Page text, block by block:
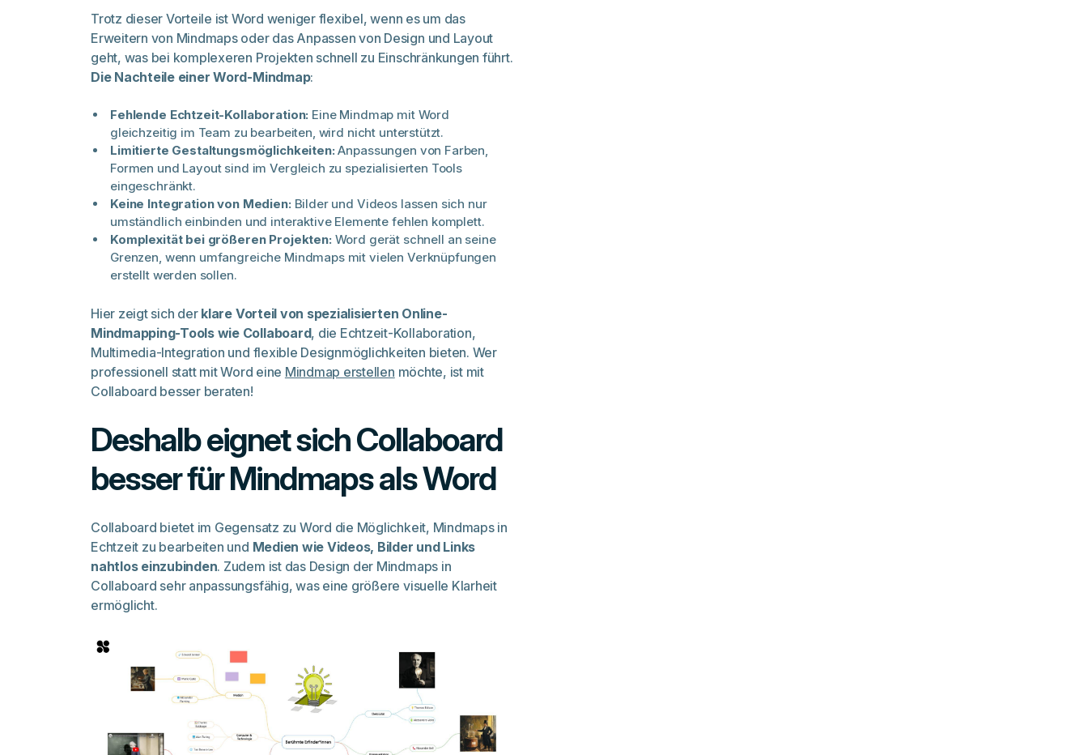
Trotz dieser Vorteile ist Word weniger flexibel, wenn es um das
Erweitern von Mindmaps oder das Anpassen von Design und Layout
geht, was bei komplexeren Projekten schnell zu Einschränkungen führt.
Die Nachteile einer Word-Mindmap:
Fehlende Echtzeit-Kollaboration: Eine Mindmap mit Word
gleichzeitig im Team zu bearbeiten, wird nicht unterstützt.
Limitierte Gestaltungsmöglichkeiten: Anpassungen von Farben,
Formen und Layout sind im Vergleich zu spezialisierten Tools
eingeschränkt.
Keine Integration von Medien: Bilder und Videos lassen sich nur
umständlich einbinden und interaktive Elemente fehlen komplett.
Komplexität bei größeren Projekten: Word gerät schnell an seine
Grenzen, wenn umfangreiche Mindmaps mit vielen Verknüpfungen
erstellt werden sollen.
Hier zeigt sich der klare Vorteil von spezialisierten Online-
Mindmapping-Tools wie Collaboard, die Echtzeit-Kollaboration,
Multimedia-Integration und flexible Designmöglichkeiten bieten. Wer
professionell statt mit Word eine Mindmap erstellen möchte, ist mit
Collaboard besser beraten!
Deshalb eignet sich Collaboard
besser für Mindmaps als Word
Collaboard bietet im Gegensatz zu Word die Möglichkeit, Mindmaps in
Echtzeit zu bearbeiten und Medien wie Videos, Bilder und Links
nahtlos einzubinden. Zudem ist das Design der Mindmaps in
Collaboard sehr anpassungsfähig, was eine größere visuelle Klarheit
ermöglicht.